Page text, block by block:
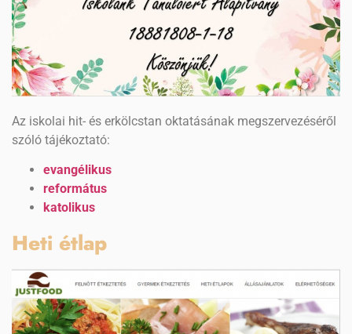
Az iskolai hit- és erkölcstan oktatásának megszervezéséről
szóló tájékoztató:
evangélikus
református
katolikus
Heti étlap